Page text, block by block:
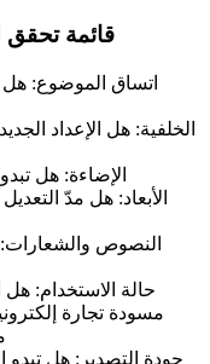
قائمة تحقق
اتساق الموضوع: هل
الخلفية: هل الإعداد
الإضاءة: هل
الأبعاد: هل مدّ
النصوص
حالة الاستخدام: هل
مسودة تجارة
جودة التصدير: هل تبدو